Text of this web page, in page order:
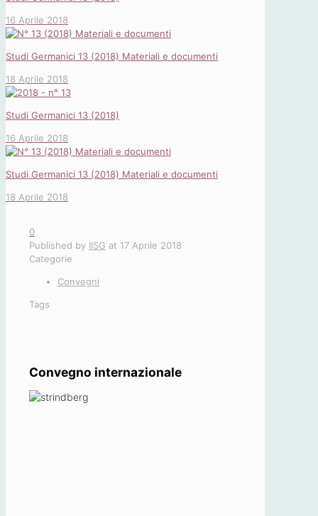
16 Aprile 2018
Studi Germanici 13 (2018) Materiali e documenti
18 Aprile 2018
Studi Germanici 13 (2018)
16 Aprile 2018
Studi Germanici 13 (2018) Materiali e documenti
18 Aprile 2018
0
Published by IISG at 17 Aprile 2018
Categorie
Convegni
Tags
Convegno internazionale